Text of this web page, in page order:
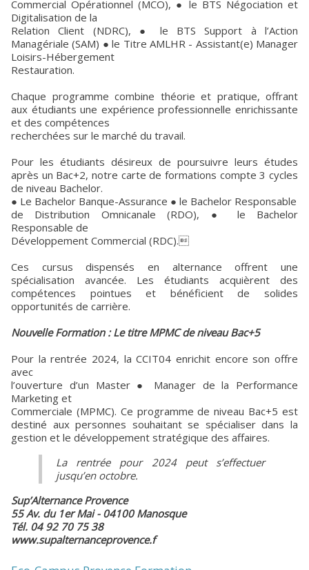
Commercial Opérationnel (MCO), ● le BTS Négociation et
Digitalisation de la
Relation Client (NDRC), ● le BTS Support à l’Action
Managériale (SAM) ● le Titre AMLHR - Assistant(e) Manager
Loisirs-Hébergement
Restauration.
Chaque programme combine théorie et pratique, offrant
aux étudiants une expérience professionnelle enrichissante
et des compétences
recherchées sur le marché du travail.
Pour les étudiants désireux de poursuivre leurs études
après un Bac+2, notre carte de formations compte 3 cycles
de niveau Bachelor.
● Le Bachelor Banque-Assurance ● le Bachelor Responsable
de Distribution Omnicanale (RDO), ● le Bachelor
Responsable de
Développement Commercial (RDC).
Ces cursus dispensés en alternance offrent une
spécialisation avancée. Les étudiants acquièrent des
compétences pointues et bénéficient de solides
opportunités de carrière.
Nouvelle Formation : Le titre MPMC de niveau Bac+5
Pour la rentrée 2024, la CCIT04 enrichit encore son offre
avec
l’ouverture d’un Master ● Manager de la Performance
Marketing et
Commerciale (MPMC). Ce programme de niveau Bac+5 est
destiné aux personnes souhaitant se spécialiser dans la
gestion et le développement stratégique des affaires.
La rentrée pour 2024 peut s’effectuer
jusqu’en octobre.
Sup’Alternance Provence
55 Av. du 1er Mai - 04100 Manosque
Tél. 04 92 70 75 38
www.supalternanceprovence.f